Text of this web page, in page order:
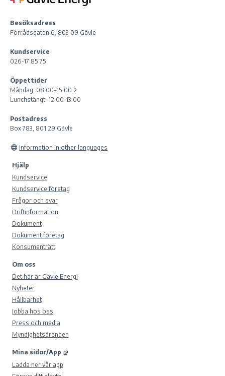
Besöksadress
Förrådsgatan 6, 803 09 Gävle
Kundservice
026-17 85 75
Öppettider
Måndag: 08:00–15:00
Lunchstängt: 12:00-13:00
Postadress
Box 783, 801 29 Gävle
Information in other languages
Hjälp
Kundservice
Kundservice företag
Frågor och svar
Driftinformation
Dokument
Dokument företag
Konsumenträtt
Om oss
Det här är Gävle Energi
Nyheter
Hållbarhet
Jobba hos oss
Press och media
Myndighetsärenden
Mina sidor/App
Ladda ner vår app